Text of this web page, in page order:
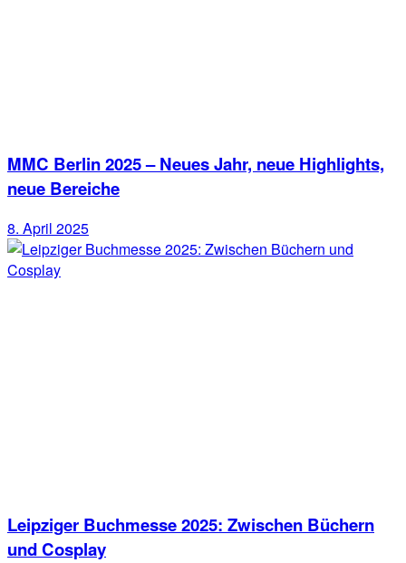
MMC Berlin 2025 – Neues Jahr, neue Highlights,
neue Bereiche
8. April 2025
Leipziger Buchmesse 2025: Zwischen Büchern
und Cosplay